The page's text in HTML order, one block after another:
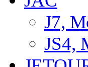
J7,
JS4,